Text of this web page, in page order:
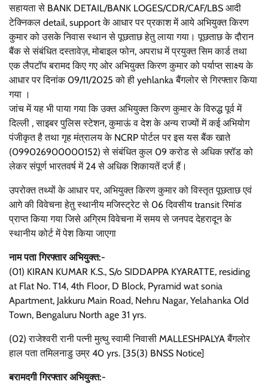
सहायता से BANK DETAIL/BANK LOGES/CDR/CAF/LBS आदी
टेक्निकल detail, support के आधार पर प्रकाश में आये अभियुक्त किरण
कुमार को उसके निवास स्थान से पूछताछ हेतु लाया गया। पूछताछ के दौरान
बैंक से संबंधित दस्तावेज़, मोबाइल फोन, अपराध में प्रयुक्त सिम कार्ड तथा
एक लैपटॉप बरामद किए गए ओर अभियुक्त किरण कुमार को पर्याप्त साक्ष्य के
आधार पर दिनांक 09/11/2025 को ही yehlanka बैंगलोर से गिरफ्तार किया
गया ।
जांच में यह भी पाया गया कि उक्त अभियुक्त किरण कुमार के विरुद्ध पूर्व में
दिल्ली , साइबर पुलिस स्टेशन, कुमाऊं व देश के अन्य राज्यों में कई अभियोग
पंजीकृत है तथा गृह मंत्रालय के NCRP पोर्टल पर इस यस बैंक खाते
(099026900000152) से संबंधित कुल 09 करोड से अधिक फ़्रॉड को
लेकर संपूर्ण भारतवर्ष में 24 से अधिक शिकायतें दर्ज हैं।
उपरोक्त तथ्यों के आधार पर, अभियुक्त किरण कुमार को विस्तृत पूछताछ एवं
आगे की विवेचना हेतु स्थानीय मजिस्ट्रेट से 06 दिवसीय transit रिमांड
प्राप्त किया गया जिसे अग्रिम विवेचना में समय से जनपद देहरादून के
स्थानीय कोर्ट में पेश किया जाएगा
नाम पता गिरफ्तार अभियुक्त:-
(01) KIRAN KUMAR K.S., S/o SIDDAPPA KYARATTE, residing
at Flat No. T14, 4th Floor, D Block, Pyramid wat sonia
Apartment, Jakkuru Main Road, Nehru Nagar, Yelahanka Old
Town, Bengaluru North age 31 yrs.
(02) राजेश्वरी रानी पत्नी मुत्थु स्वामी निवासी MALLESHPALYA बैंगलोर
हाल पता तमिलनाडु उम्र 40 yrs. [35(3) BNSS Notice]
बरामदगी गिरफ्तार अभियुक्त:-